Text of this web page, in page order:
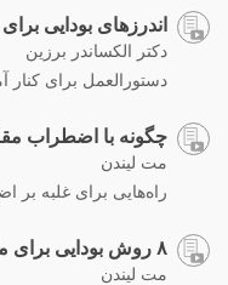
اندرزهای بودایی
دکتر الکساندر برزین
دستورالعمل‌ برای کنار
چگونه با اضطراب
مت لیندن
راه‌هایی برای غلبه بر
۸ روش بودایی برای مقابله با خشم
مت لیندن